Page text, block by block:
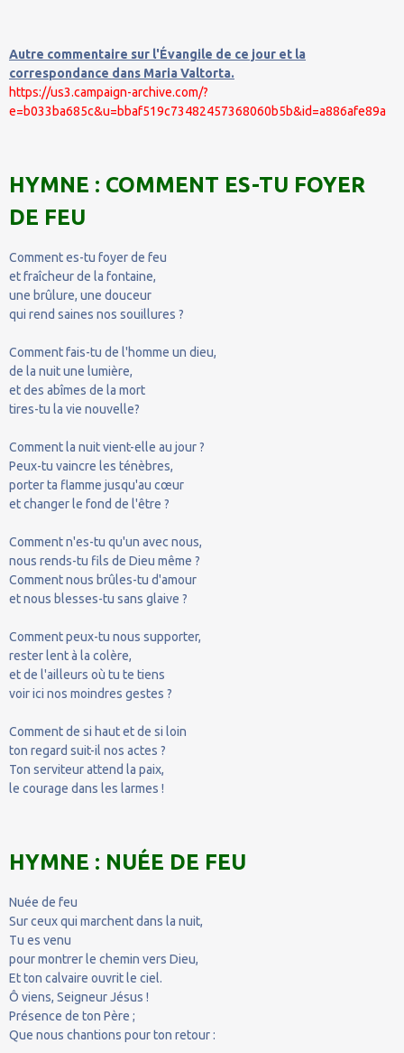
Autre commentaire sur l'Évangile de ce jour et la
correspondance dans Maria Valtorta.
https://us3.campaign-archive.com/?
e=b033ba685c&u=bbaf519c73482457368060b5b&id=a886afe89a
HYMNE : COMMENT ES-TU FOYER
DE FEU
Comment es-tu foyer de feu
et fraîcheur de la fontaine,
une brûlure, une douceur
qui rend saines nos souillures ?
Comment fais-tu de l'homme un dieu,
de la nuit une lumière,
et des abîmes de la mort
tires-tu la vie nouvelle?
Comment la nuit vient-elle au jour ?
Peux-tu vaincre les ténèbres,
porter ta flamme jusqu'au cœur
et changer le fond de l'être ?
Comment n'es-tu qu'un avec nous,
nous rends-tu fils de Dieu même ?
Comment nous brûles-tu d'amour
et nous blesses-tu sans glaive ?
Comment peux-tu nous supporter,
rester lent à la colère,
et de l'ailleurs où tu te tiens
voir ici nos moindres gestes ?
Comment de si haut et de si loin
ton regard suit-il nos actes ?
Ton serviteur attend la paix,
le courage dans les larmes !
HYMNE : NUÉE DE FEU
Nuée de feu
Sur ceux qui marchent dans la nuit,
Tu es venu
pour montrer le chemin vers Dieu,
Et ton calvaire ouvrit le ciel.
Ô viens, Seigneur Jésus !
Présence de ton Père ;
Que nous chantions pour ton retour :